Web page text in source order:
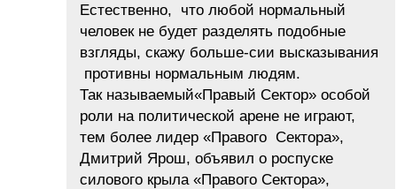
Естественно, что любой нормальный
человек не будет разделять подобные
взгляды, скажу больше-сии высказывания
противны нормальным людям.
Так называемый«Правый Сектор» особой
роли на политической арене не играют,
тем более лидер «Правого Сектора»,
Дмитрий Ярош, объявил о роспуске
силового крыла «Правого Сектора»,